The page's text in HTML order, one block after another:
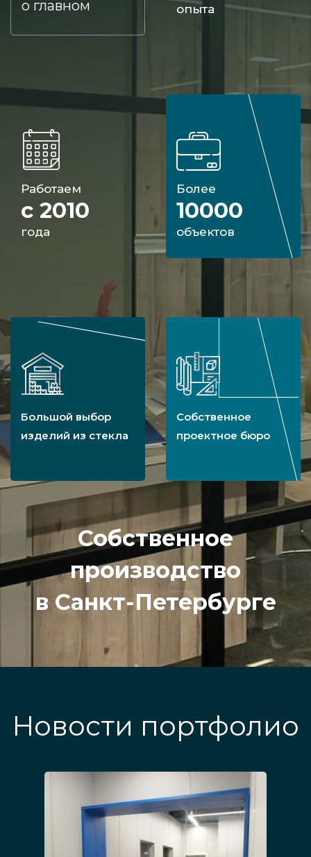
о главном опыта
Работаем
с 2010
года
Более
10000
объектов
Большой выбор
изделий из стекла
Собственное
проектное бюро
Собственное
производство
в Санкт-Петербурге
Новости портфолио